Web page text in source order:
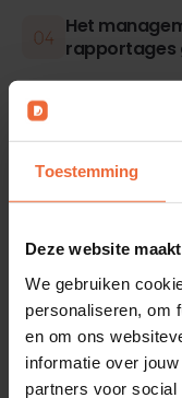
Toestemming
Deze website
We gebruiken
personaliseren, om
en om ons
informatie over
partners voor
Het
rapportages